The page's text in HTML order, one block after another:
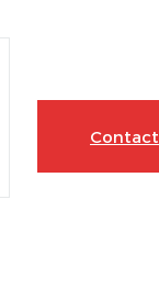
Contact